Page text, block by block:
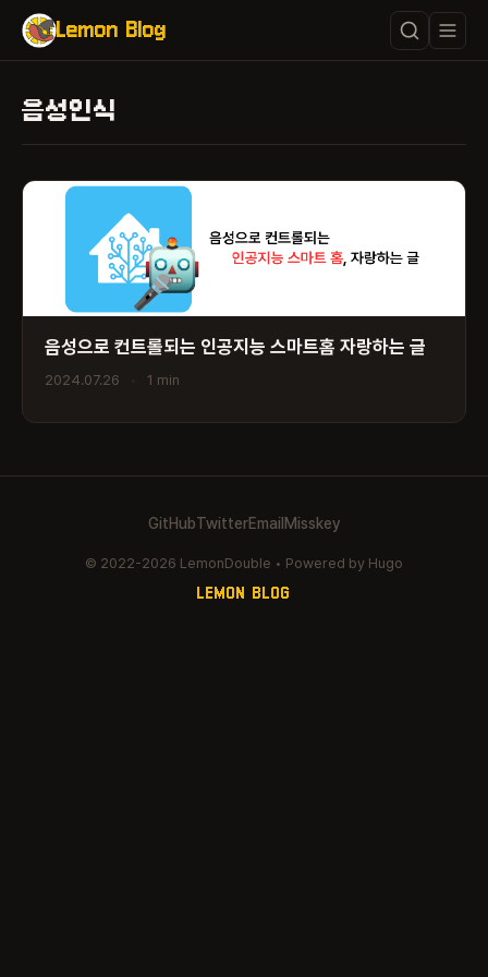
Lemon Blog
음성인식
음성으로 컨트롤되는 인공지능 스마트홈 자랑하는 글
2024.07.26 1 min
GitHubTwitterEmail Misskey
© 2022-2026 LemonDouble • Powered by Hugo
LEMON BLOG